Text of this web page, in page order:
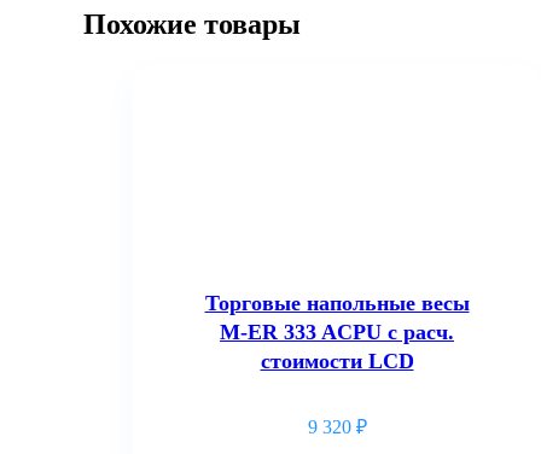
Похожие товары
Торговые напольные весы
M-ER 333 ACPU с расч.
стоимости LCD
9 320 ₽